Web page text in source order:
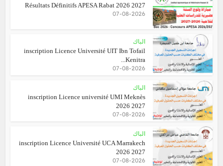
Résultats Définitifs APESA Rabat 2026 2027
07-08-2026
الباك
inscription Licence Université UIT Ibn Tofail
Kenitra...
07-08-2026
الباك
inscription Licence université UMI Meknès
2026 2027
07-08-2026
الباك
inscription Licence Université UCA Marrakech
2026 2027
07-08-2026